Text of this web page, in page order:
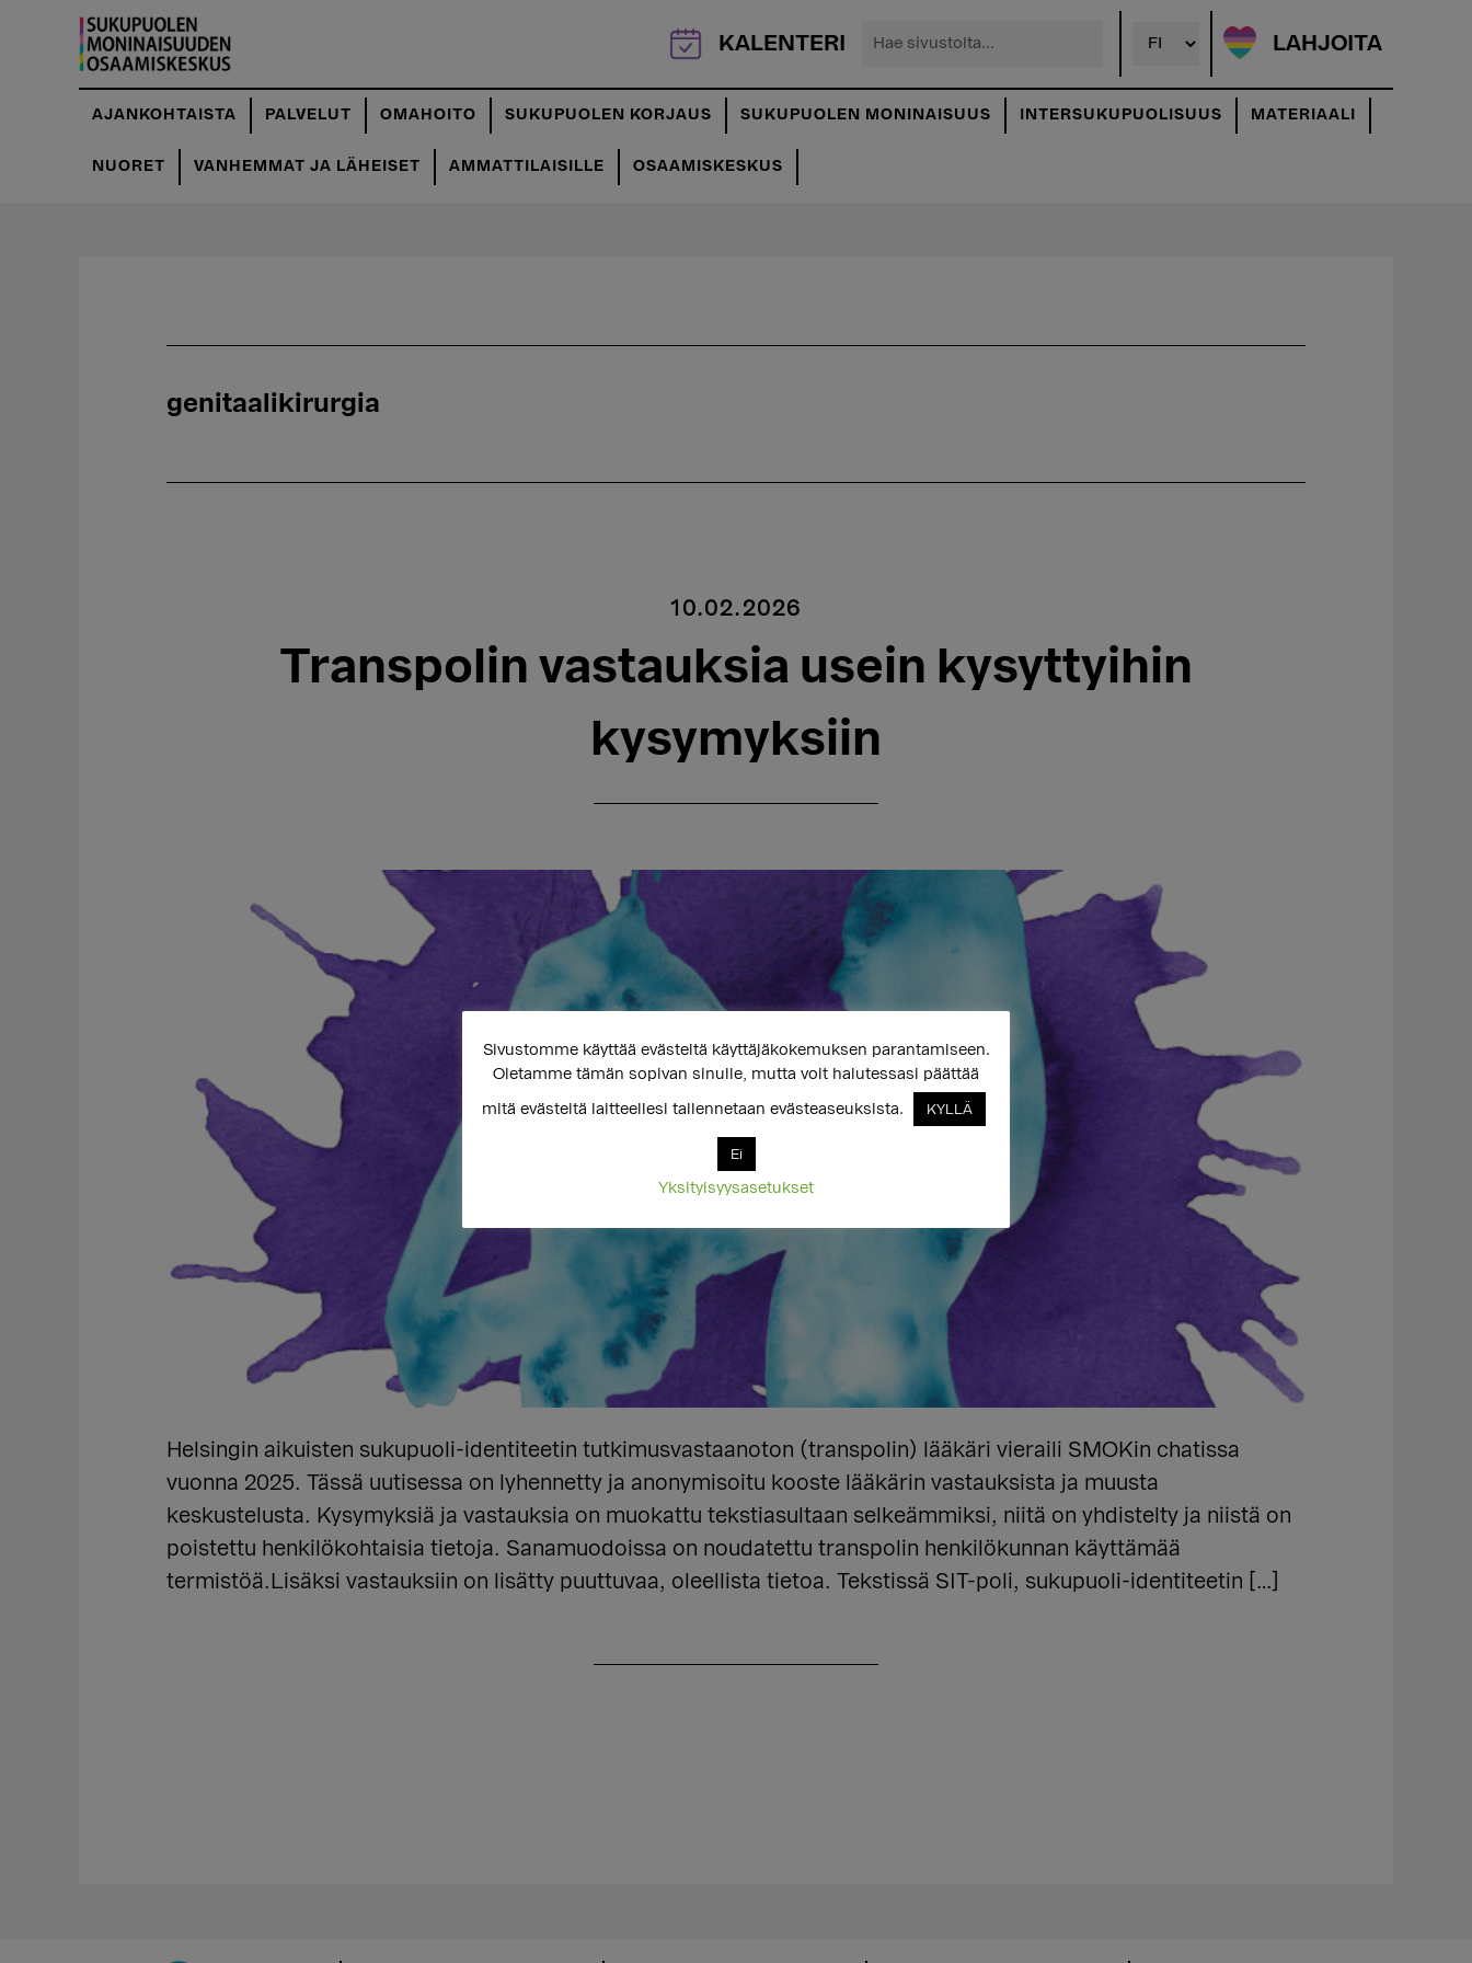
pääsisältöön
LAHJOITA
Hae
KALENTERI
AJANKOHTAISTA PALVELUT OMAHOITO SUKUPUOLEN KORJAUS SUKUPUOLEN MONINAISUUS INTERSUKUPUOLISUUS MATERIAALI
NUORET VANHEMMAT JA LÄHEISET AMMATTILAISILLE OSAAMISKESKUS
genitaalikirurgia
10.02.2026
Transpolin vastauksia usein kysyttyihin
kysymyksiin
Helsingin aikuisten sukupuoli-identiteetin tutkimusvastaanoton (transpolin) lääkäri vieraili SMOKin chatissa
vuonna 2025. Tässä uutisessa on lyhennetty ja anonymisoitu kooste lääkärin vastauksista ja muusta
keskustelusta. Kysymyksiä ja vastauksia on muokattu tekstiasultaan selkeämmiksi, niitä on yhdistelty ja niistä on
poistettu henkilökohtaisia tietoja. Sanamuodoissa on noudatettu transpolin henkilökunnan käyttämää
termistöä.Lisäksi vastauksiin on lisätty puuttuvaa, oleellista tietoa. Tekstissä SIT-poli, sukupuoli-identiteetin […]
Sivustomme käyttää evästeitä käyttäjäkokemuksen parantamiseen.
Oletamme tämän sopivan sinulle, mutta voit halutessasi päättää
mitä evästeitä laitteellesi tallennetaan evästeaseuksista. KYLLÄ
Ei
Yksityisyysasetukset